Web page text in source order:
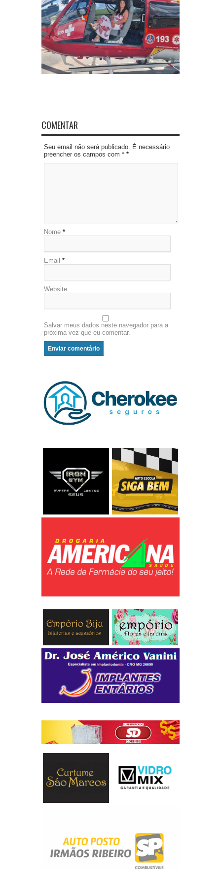
COMENTAR
Seu email não será publicado. É necessário
preencher os campos com * *
Nome *
Email *
Website
Salvar meus dados neste navegador para a
próxima vez que eu comentar.